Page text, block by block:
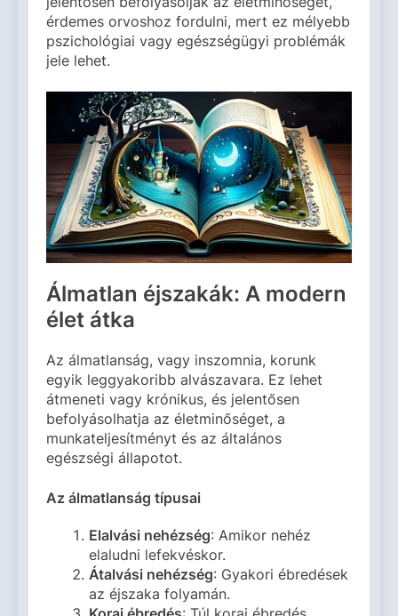
érdemes orvoshoz fordulni, mert ez mélyebb
pszichológiai vagy egészségügyi problémák
jele lehet.
Álmatlan éjszakák: A modern
élet átka
Az álmatlanság, vagy inszomnia, korunk
egyik leggyakoribb alvászavara. Ez lehet
átmeneti vagy krónikus, és jelentősen
befolyásolhatja az életminőséget, a
munkateljesítményt és az általános
egészségi állapotot.
Az álmatlanság típusai
Elalvási nehézség: Amikor nehéz
elaludni lefekvéskor.
Átalvási nehézség: Gyakori ébredések
az éjszaka folyamán.